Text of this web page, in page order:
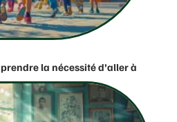
la nécessité d’aller à